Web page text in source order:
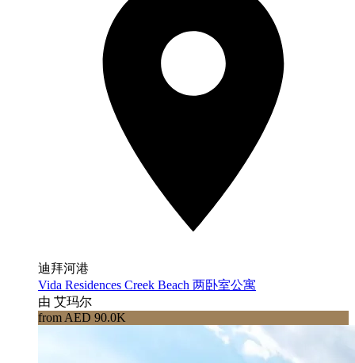
迪拜河港
Vida Residences Creek Beach 两卧室公寓
由 艾玛尔
from AED 90.0K